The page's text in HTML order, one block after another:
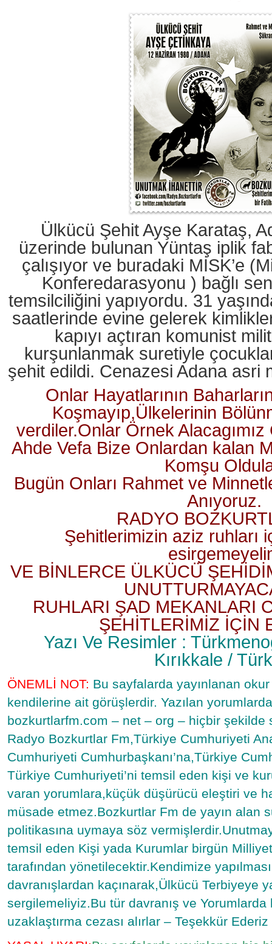
Ülkücü Şehit Ayşe Karataş,
üzerinde bulunan Yüntaş iplik
çalışıyor ve buradaki MİSK’e
Konferedarasyonu ) bağlı
temsilciliğini yapıyordu. 31
saatlerinde evine gelerek
kapıyı açtıran komunist
kurşunlanmak suretiyle
şehit edildi. Cenazesi Adana asri
Onlar Hayatlarının
Koşmayıp,Ülkelerinin
verdiler.Onlar Örnek Alacagımız
Ahde Vefa Bize Onlardan kalan
Komşu
Bugün Onları Rahmet ve
Anıyoruz.
RADYO
Şehitlerimizin aziz ruhları
VE BİNLERCE ÜLKÜCÜ
RUHLARI ŞAD MEKANLARI
ŞEHİTLERİMİZ İÇİN
Yazı Ve Resimler :
Kırıkkale /
ÖNEMLİ NOT: Bu sayfalarda yayınlanan
kendilerine ait görüşlerdir. Yazılan
bozkurtlarfm.com – net – org – hiçbir şekilde
Radyo Bozkurtlar Fm,Türkiye Cumhuriyeti
Cumhuriyeti Cumhurbaşkanı’na,Türkiye
Türkiye Cumhuriyeti’ni temsil eden kişi ve
varan yorumlara,küçük düşürücü eleştiri ve
müsade etmez.Bozkurtlar Fm de yayın alan
politikasına uymaya söz
temsil eden Kişi yada Kurumlar birgün
tarafından yönetilecektir.Kendimize
davranışlardan kaçınarak,Ülkücü Terbiyeye
sergilemeliyiz.Bu tür davranış ve
uzaklaştırma cezası alırlar – Teşekkür